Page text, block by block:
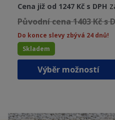
Cena již od 1247 Kč s DPH
Původní cena 1403 Kč s
Do konce slevy zbývá 24 dnů!
Skladem
Výběr možností